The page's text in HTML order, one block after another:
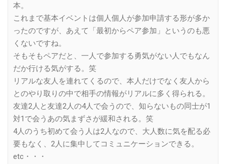
本。
これまで基本イベントは個人個人が参加申請する形が多か
ったのですが、あえて「最初からペア参加」というのも悪
くないですね。
そもそもペアだと、一人で参加する勇気がない人でもなん
だか行ける気がする。笑
リアルな友人を連れてくるので、本人だけでなく友人から
とのやり取りの中で相手の情報がリアルに多く得られる。
友達2人と友達2人の4人で会うので、知らないもの同士が1
対1で会うあの気まずさが緩和される。笑
4人のうち初めて会う人は2人なので、大人数に気を配る必
要もなく、2人に集中してコミュニケーションできる。
etc・・・